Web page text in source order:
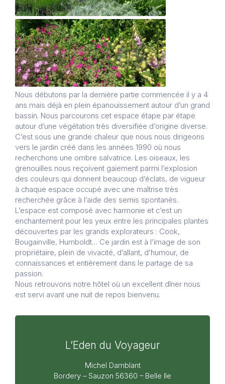
Nous débutons par la dernière partie commencée il y a 4
ans mais déjà en plein épanouissement autour d’un grand
bassin. Nous parcourons cet espace étape par étape
autour d’une végétation très diversifiée d’origine diverse.
C’est sous une grande chaleur que nous nous dirigeons
vers le jardin créé dans les années 1990 où nous
recherchons une ombre salvatrice. Les oiseaux, les
grenouilles nous reçoivent gaiement parmi l’explosion
des couleurs qui donnent beaucoup d’éclats, de vigueur
à chaque espace occupé avec une maîtrise très
recherchée grâce à l’aide des semis spontanés.
L’espace est composé avec harmonie et c’est un
enchantement pour les yeux entre les principales plantes
découvertes par les grands explorateurs : Cook,
Bougainville, Humboldt… Ce jardin est à l’image de son
propriétaire, plein de vivacité, d’allant, d’humour, de
connaissances et entièrement dans le partage de sa
passion.
Nous retrouvons notre hôtel où un excellent dîner nous
est servi avant une nuit de repos bienvenu.
L’Eden du Voyageur
Michel Damblant
Bordery – Sauzon 56360 – Belle Ile